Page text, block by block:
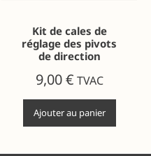
Kit de cales de
réglage des pivots
de direction
9,00€ TVAC
Ajouter au panier